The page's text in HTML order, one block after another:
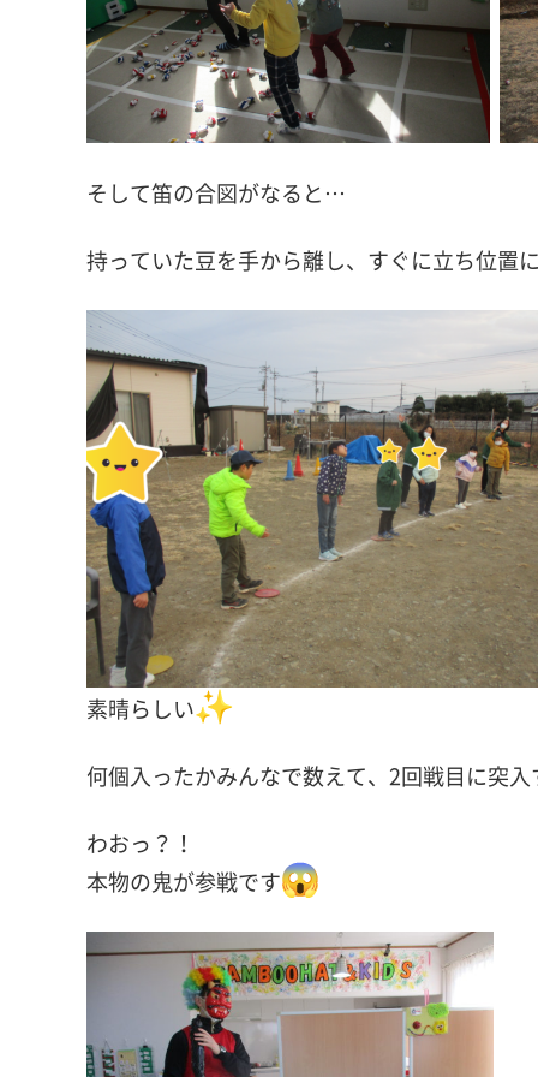
そして笛の合図がなると…
持っていた豆を手から離し、すぐに立ち位置
素晴らしい
何個入ったかみんなで数えて、2回戦目に突
わおっ？！
本物の鬼が参戦です